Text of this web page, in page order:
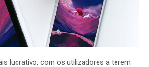
lucrativo, com os utilizadores a terem